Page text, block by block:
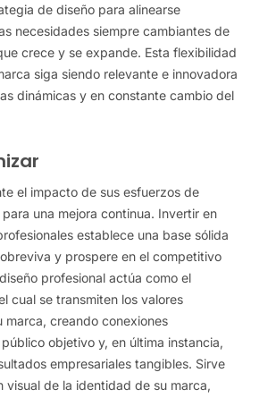
de diseño para alinearse
necesidades siempre cambiantes de
crece y se expande. Esta flexibilidad
siga siendo relevante e innovadora
dinámicas y en constante cambio del
el impacto de sus esfuerzos de
una mejora continua. Invertir en
establece una base sólida
y prospere en el competitivo
profesional actúa como el
cual se transmiten los valores
marca, creando conexiones
objetivo y, en última instancia,
empresariales tangibles. Sirve
visual de la identidad de su marca,